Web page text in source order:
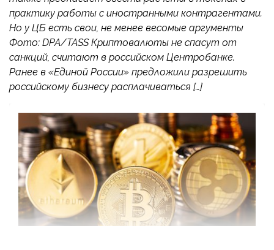
практику работы с иностранными контрагентами.
Но у ЦБ есть свои, не менее весомые аргументы
Фото: DPA/TASS Криптовалюты не спасут от
санкций, считают в российском Центробанке.
Ранее в «Единой России» предложили разрешить
российскому бизнесу расплачиваться […]